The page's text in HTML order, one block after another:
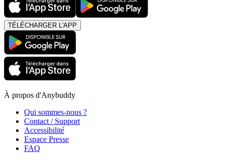
TÉLÉCHARGER L'APP
À propos d'Anybuddy
Qui sommes-nous ?
Contact / Support
Accessibilité
Espace Presse
FAQ